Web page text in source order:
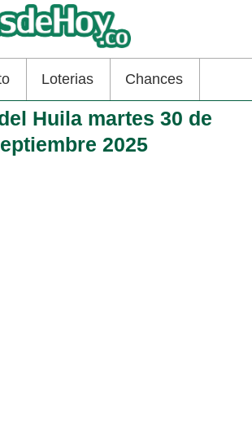
Loterias Chances
Huila martes 30 de
2025